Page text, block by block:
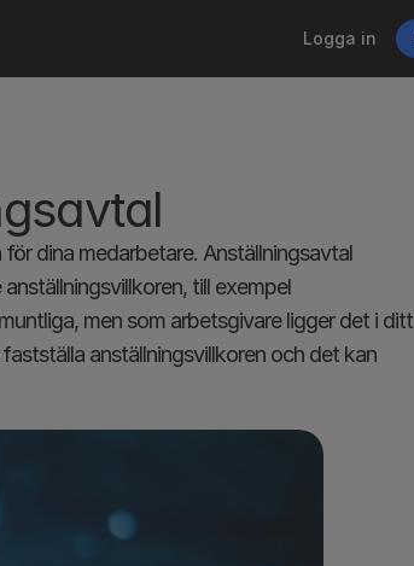
Logga in
dina medarbetare. Anställningsavtal
till exempel
men som arbetsgivare ligger det i ditt
anställningsvillkoren och det kan